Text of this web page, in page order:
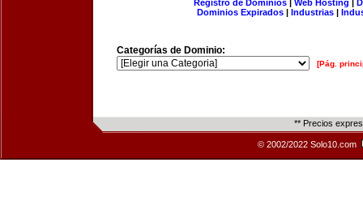
Registro de Dominios| Web Hosting |
Dominios Expirados | Industrias |
Categorías de Dominio:
[Pág.
** Precios
© 2002/2022 Solo10.com